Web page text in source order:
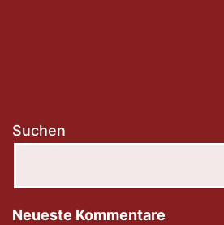
Suchen
Neueste Kommentare